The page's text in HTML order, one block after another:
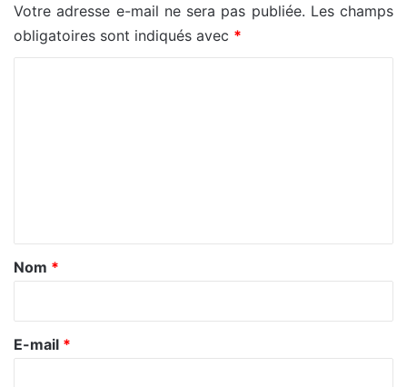
Votre adresse e-mail ne sera pas publiée. Les champs
obligatoires sont indiqués avec *
a
e
Nom *
E-mail *